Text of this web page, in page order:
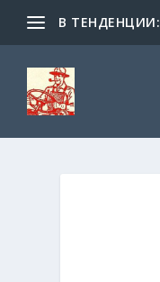
В ТЕНДЕНЦИИ: